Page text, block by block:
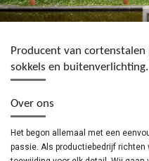
Producent van
sokkels en buitenverlichting.
Over ons
Het begon allemaal met een
passie. Als productiebedrijf richten